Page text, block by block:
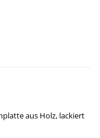
aus Holz, lackiert